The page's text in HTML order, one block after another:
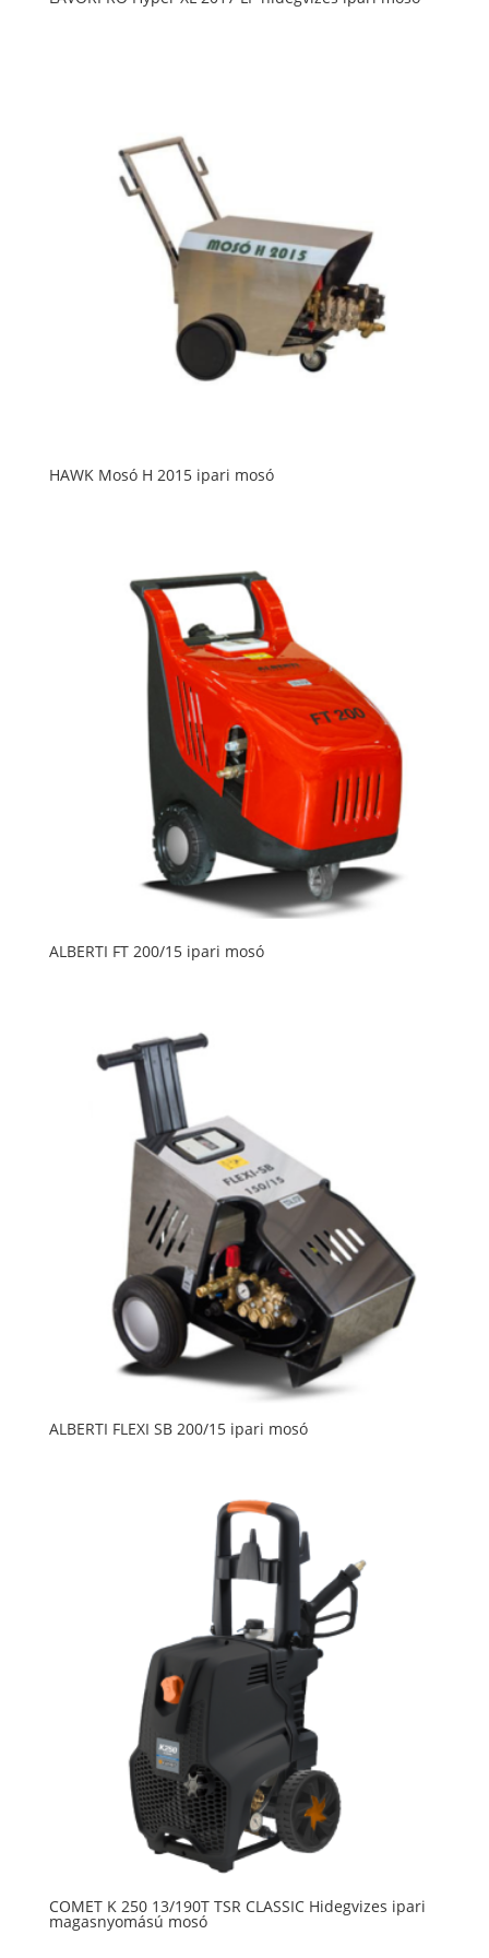
HAWK Mosó H 2015 ipari mosó
ALBERTI FT 200/15 ipari mosó
ALBERTI FLEXI SB 200/15 ipari mosó
COMET K 250 13/190T TSR CLASSIC Hidegvizes ipari
magasnyomású mosó